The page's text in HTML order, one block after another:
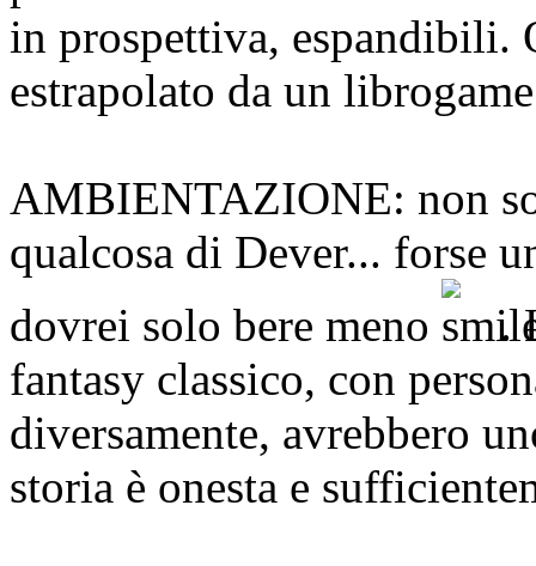
in prospettiva, espandibili.
estrapolato da un
AMBIENTAZIONE: non
qualcosa di Dever... forse
dovrei solo bere meno
.
fantasy classico, con
diversamente, avrebbero
storia è onesta e